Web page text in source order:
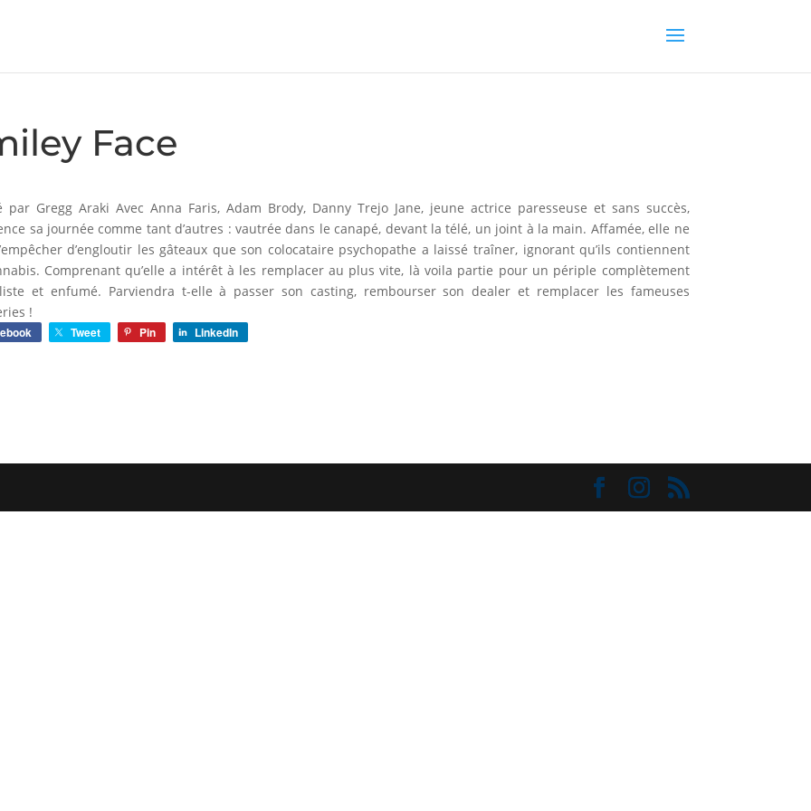
Face
par Gregg Araki Avec Anna Faris, Adam Brody, Danny Trejo Jane, jeune actrice paresseuse et sans succès,
sa journée comme tant d’autres : vautrée dans le canapé, devant la télé, un joint à la main. Affamée, elle ne
d’engloutir les gâteaux que son colocataire psychopathe a laissé traîner, ignorant qu’ils contiennent
Comprenant qu’elle a intérêt à les remplacer au plus vite, là voila partie pour un périple complètement
et enfumé. Parviendra t-elle à passer son casting, rembourser son dealer et remplacer les fameuses
!
Tweet Pin LinkedIn